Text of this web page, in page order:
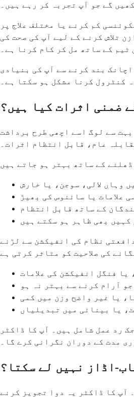
گے جو آپ تجربہ کر رہے ہیں۔
کم کرنے یا مختلف علاج پر
تلاش کرنے کے لیے آپ کی صحت کی
کے ساتھ مل کر کام کرنا ہے۔
بند کرنے سے آپ کی بنیادی
کنٹرول کرنا مشکل ہو سکتا ہے۔
ضمنی اثرات کیا ہیں؟
سے لوگ اسے اچھی طرح برداشت
عام، قابل انتظام اثرات۔
وہاں لالی، سوجن، یا خارش
علامات یا سائنوس کی بھیڑ
کے ساتھ قابل انتظام
کہیں بھی ظاہر ہو سکتے ہیں
نظام کی انفیکشن سے لڑنے
فنگل انفیکشن کی علامات
آرام کرنے سے بہتر نہ ہو
یا غیر واضح وزن میں کمی
یا بینائی میں تبدیلیاں
رد عمل شامل ہیں۔ آپ کا ڈاکٹر
مدت کے دوران نگرانی کرے گا۔
اڈاز نہیں لے سکتا؟
آپ کا ڈاکٹر یہ دوا تجویز کرنے